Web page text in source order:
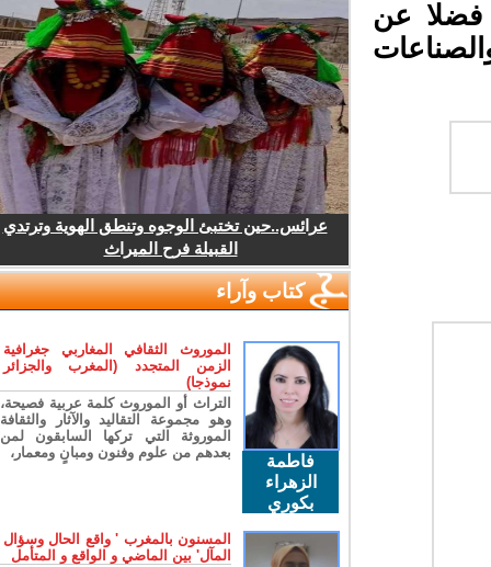
فضلا عن
عرائس..حين تختبئ الوجوه وتنطق الهوية وترتدي
القبيلة فرح الميراث
كتاب وآراء
فاطمة
الزهراء
بكوري
الموروث الثقافي المغاربي جغرافية
الزمن المتجدد (المغرب والجزائر
نموذجا)
التراث أو الموروث كلمة عربية فصيحة،
وهو مجموعة التقاليد والآثار والثقافة
الموروثة التي تركها السابقون لمن
بعدهم من علوم وفنون ومبانٍ ومعمار،
المسنون بالمغرب ' واقع الحال وسؤال
المآل' بين الماضي و الواقع و المتأمل